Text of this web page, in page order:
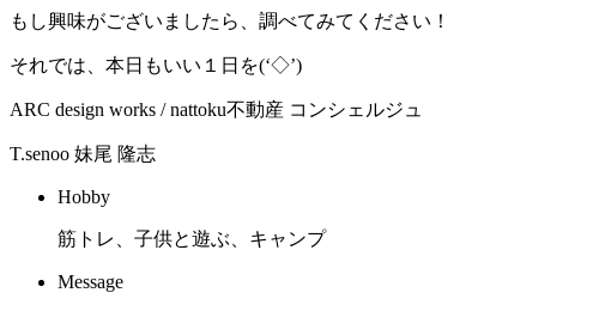
もし興味がございましたら、調べてみてください！
それでは、本日もいい１日を(‘◇’)ゞ
ARC design works / nattoku不動産 コンシェルジュ
T.senoo 妹尾 隆志
Hobby
筋トレ、子供と遊ぶ、キャンプ
Message